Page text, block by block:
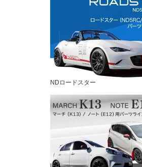
NDロードスター